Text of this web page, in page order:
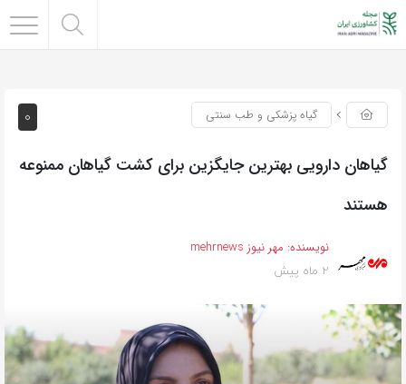
0 گیاه پزشکی و طب سنتی
گیاهان دارویی بهترین جایگزین برای کشت گیاهان ممنوعه
هستند
نویسنده: مهر نیوز mehrnews
2 ماه پیش